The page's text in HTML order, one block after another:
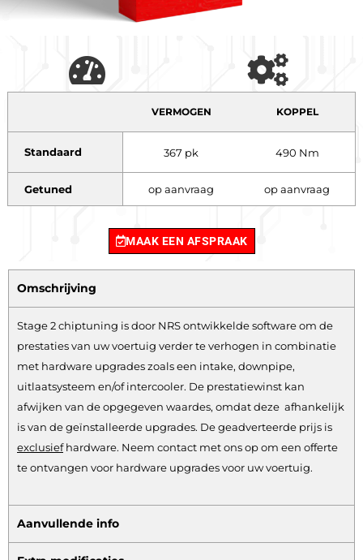
VERMOGEN KOPPEL
Standaard 367 pk 490 Nm
Getuned op aanvraag op aanvraag
MAAK EEN AFSPRAAK
Omschrijving
Stage 2 chiptuning is door NRS ontwikkelde software om de
prestaties van uw voertuig verder te verhogen in combinatie
met hardware upgrades zoals een intake, downpipe,
uitlaatsysteem en/of intercooler. De prestatiewinst kan
afwijken van de opgegeven waardes, omdat deze afhankelijk
is van de geïnstalleerde upgrades. De geadverteerde prijs is
exclusiefhardware. Neem contact met ons op om een offerte
te ontvangen voor hardware upgrades voor uw voertuig.
Aanvullende info